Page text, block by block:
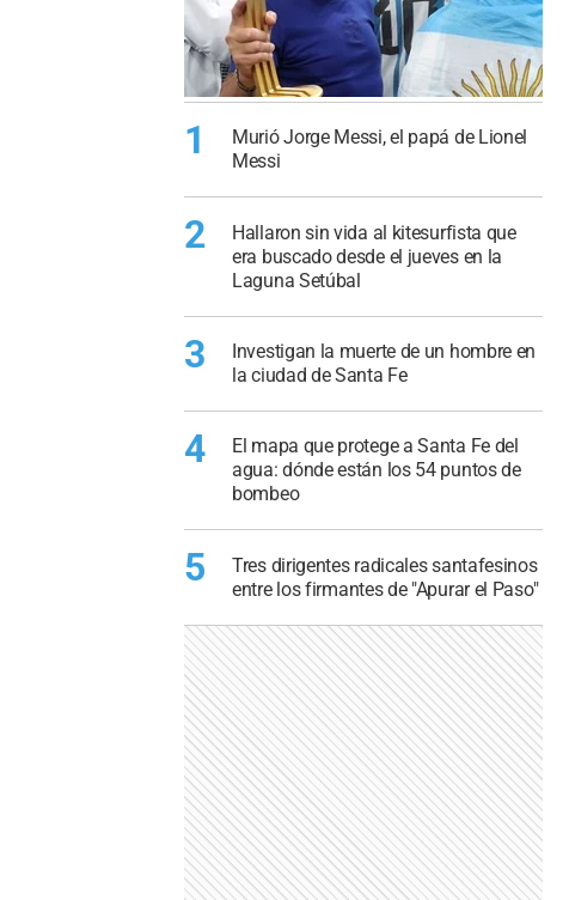
1
Murió Jorge Messi, el papá de Lionel
Messi
2
Hallaron sin vida al kitesurfista que
era buscado desde el jueves en la
Laguna Setúbal
3
Investigan la muerte de un hombre en
la ciudad de Santa Fe
4
El mapa que protege a Santa Fe del
agua: dónde están los 54 puntos de
bombeo
5
Tres dirigentes radicales santafesinos
entre los firmantes de "Apurar el Paso"